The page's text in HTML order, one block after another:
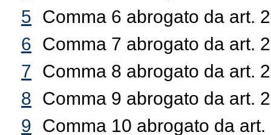
5 Comma 6 abrogato da art.
6 Comma 7 abrogato da art.
7 Comma 8 abrogato da art.
8 Comma 9 abrogato da art.
9 Comma 10 abrogato da